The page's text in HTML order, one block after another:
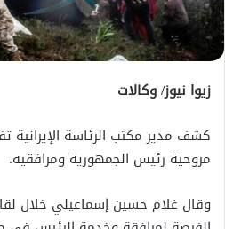
زيوا نيوز/ وكالات
كشف مدير مكتب الرئاسة
مروحية رئيس الجمهورية ومرافقيه.
وقال غلام حسين إسماعيلي خلال